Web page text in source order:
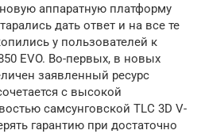
аппаратную платформу
дать ответ и на все те
у пользователей к
EVO. Во-первых, в новых
заявленный ресурс
с высокой
самсунговской TLC 3D V-
гарантию при достаточно